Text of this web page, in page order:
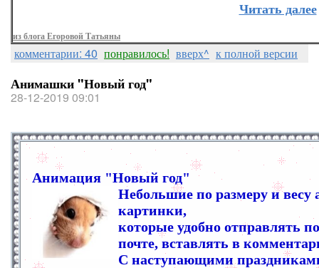
Читать далее
из блога Егоровой Татьяны
комментарии: 40 понравилось! вверх^ к полной версии
Анимашки "Новый год"
28-12-2019 09:01
Анимация "Новый год"
Небольшие по размеру и
картинки,
которые удобно отправлять
почте, вставлять в
С наступающими